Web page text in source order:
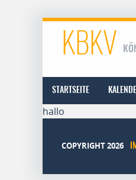
KBKV
STARTSEITE
hallo
COPYRIGHT 2026